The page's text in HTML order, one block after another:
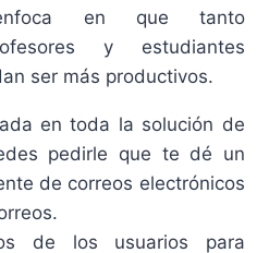
en que tanto
y estudiantes
ser más productivos.
en toda la solución de
pedirle que te dé un
de correos electrónicos
de los usuarios para